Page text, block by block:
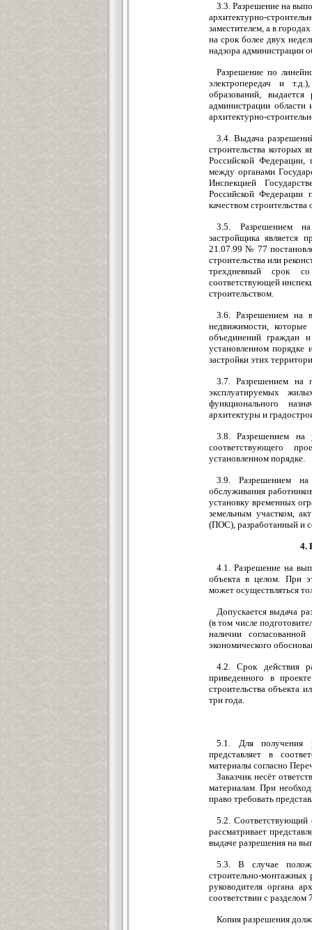
3.3. Разрешение на
архитектурно-
заместителем, а в
на срок более двух
надзора администрации
Разрешение по
электропередач и
образований, выдается
администрации области
архитектурно-
3.4. Выдача
строительства которых
Российской Федерации,
между органами
Инспекцией
Российской Федерации
качеством
3.5. Разрешением на
застройщика является
21.07.99 № 77
строительства или
трехдневный срок со
соответствующей
строительством.
3.6. Разрешением на
недвижимости, которые
объединений граждан
установленном порядке
застройки этих
3.7. Разрешением на
эксплуатируемых
функционального
архитектуры и
3.8. Разрешением на
соответствующего
установленном порядке.
3.9. Разрешением
обслуживания
установку временных
земельным участком,
(ПОС), разработанный и
4.
4.1. Разрешение на
объекта в целом. При
может осуществляться
Допускается выдача
(в том числе
наличии
экономического
4.2. Срок действия
приведенного в
строительства объекта
три года.
5.1. Для получения
представляет в
материалы согласно
Заказчик несёт
материалам. При
право требовать
5.2. Соответствующий
рассматривает
выдаче разрешения на
5.3. В случае
строительно-монтажных
руководителя органа
соответствии с
Копия разрешения